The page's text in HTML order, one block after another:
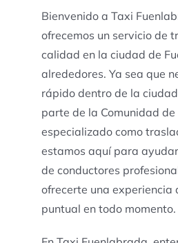
Bienvenido a Taxi
ofrecemos un servicio de
calidad en la ciudad de
alrededores. Ya sea que
rápido dentro de la
parte de la Comunidad
especializado como
estamos aquí para
de conductores
ofrecerte una experiencia
puntual en todo momento.